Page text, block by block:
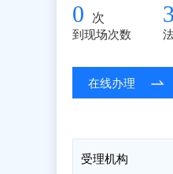
0 次
到现场次数
3
在线办理
受理机构